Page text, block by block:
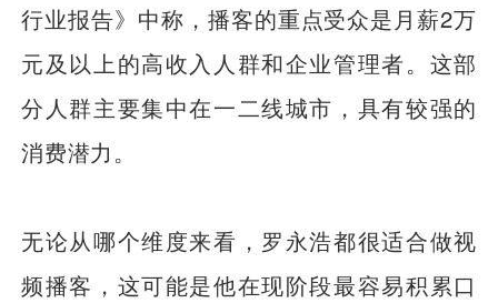
行业报告》中称，播客的重点受众是月薪2万
元及以上的高收入人群和企业管理者。这部
分人群主要集中在一二线城市，具有较强的
消费潜力。
无论从哪个维度来看，罗永浩都很适合做视
频播客，这可能是他在现阶段最容易积累口